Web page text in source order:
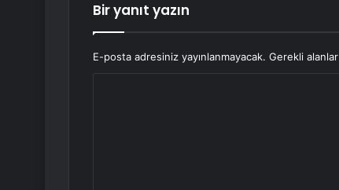
Bir yanıt yazın
E-posta adresiniz yayınlanmayacak. Gerekli alanlar